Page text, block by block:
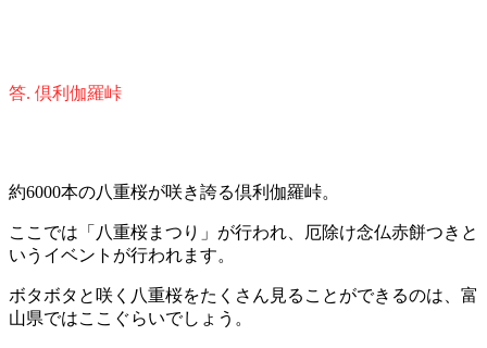
答. 倶利伽羅峠
約6000本の八重桜が咲き誇る倶利伽羅峠。
ここでは「八重桜まつり」が行われ、厄除け念仏赤餅つきと
いうイベントが行われます。
ボタボタと咲く八重桜をたくさん見ることができるのは、富
山県ではここぐらいでしょう。